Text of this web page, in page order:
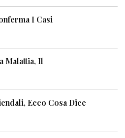
I Casi
Malattia, Il
Ecco Cosa Dice